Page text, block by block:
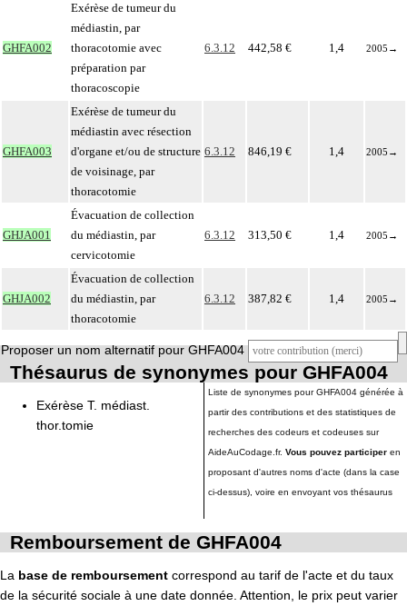
GHFA002
Exérèse de tumeur du
médiastin, par
thoracotomie avec
préparation par
thoracoscopie
6.3.12 442,58 € 1,4 2005 →
GHFA003
Exérèse de tumeur du
médiastin avec résection
d'organe et/ou de structure
de voisinage, par
thoracotomie
6.3.12 846,19 € 1,4 2005 →
GHJA001
Évacuation de collection
du médiastin, par
cervicotomie
6.3.12 313,50 € 1,4 2005 →
GHJA002
Évacuation de collection
du médiastin, par
thoracotomie
6.3.12 387,82 € 1,4 2005 →
Proposer un nom alternatif pour GHFA004
Thésaurus de synonymes pour GHFA004
Exérèse T. médiast.
thor.tomie
Liste de synonymes pour GHFA004 générée à
partir des contributions et des statistiques de
recherches des codeurs et codeuses sur
AideAuCodage.fr. Vous pouvez participer en
proposant d'autres noms d'acte (dans la case
ci-dessus), voire en envoyant vos thésaurus
Remboursement de GHFA004
La base de remboursement correspond au tarif de l'acte et du taux
de la sécurité sociale à une date donnée. Attention, le prix peut varier